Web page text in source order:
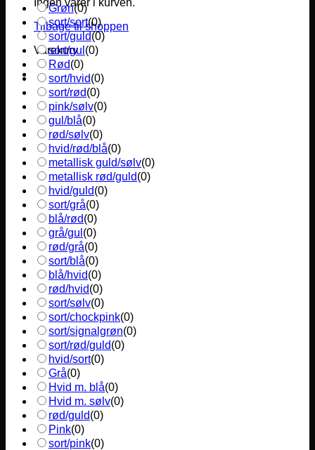
Ingen varer i kurven.
Tilbage til shoppen
Varekurv
Grøn(0)
sort/sort(0)
sort/guld(0)
sort/gul (0)
Rød(0)
sort/hvid(0)
sort/rød(0)
pink/sølv(0)
gul/blå(0)
rød/sølv(0)
hvid/rød/blå(0)
metallisk guld/sølv(0)
metallisk rød/guld(0)
hvid/guld(0)
sort/grå(0)
blå/rød(0)
grå/gul (0)
rød/grå(0)
sort/blå(0)
blå/hvid(0)
rød/hvid(0)
sort/sølv(0)
sort/chockpink(0)
sort/signalgrøn(0)
sort/rød/guld(0)
hvid/sort(0)
Grå(0)
Hvid m. blå(0)
Hvid m. sølv(0)
rød/guld(0)
Pink(0)
sort/pink(0)